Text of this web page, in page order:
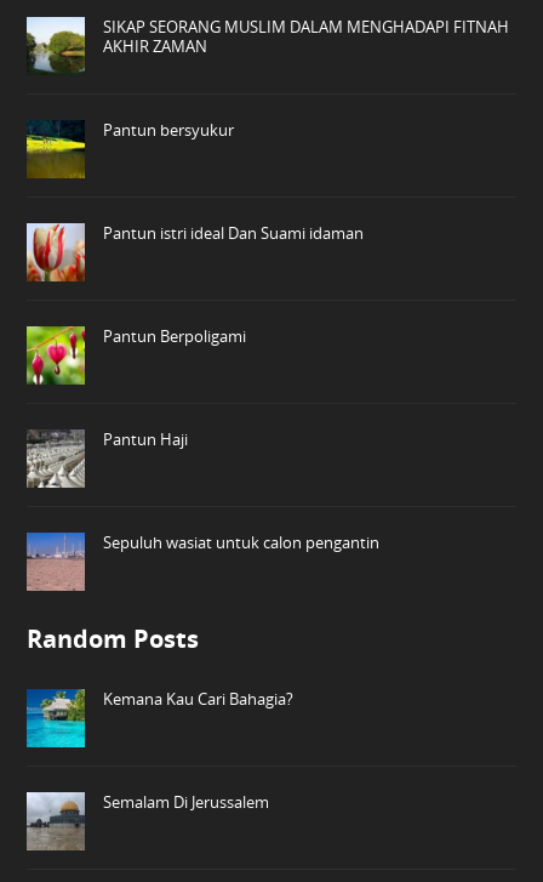
SIKAP SEORANG MUSLIM DALAM MENGHADAPI FITNAH
AKHIR ZAMAN
Pantun bersyukur
Pantun istri ideal Dan Suami idaman
Pantun Berpoligami
Pantun Haji
Sepuluh wasiat untuk calon pengantin
Random Posts
Kemana Kau Cari Bahagia?
Semalam Di Jerussalem